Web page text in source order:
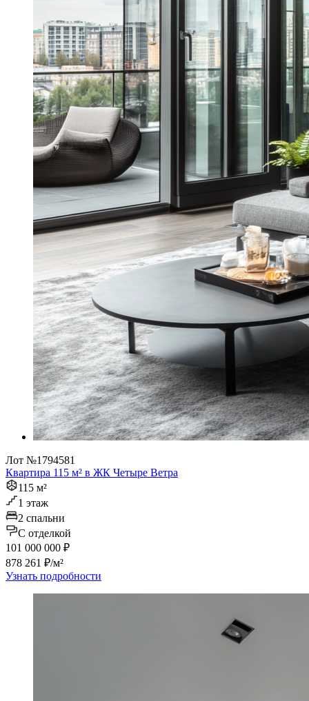
Лот №1794581
Квартира 115 м² в ЖК Четыре Ветра
115 м²
1 этаж
2 спальни
C отделкой
101 000 000 ₽
878 261 ₽/м²
Узнать подробности